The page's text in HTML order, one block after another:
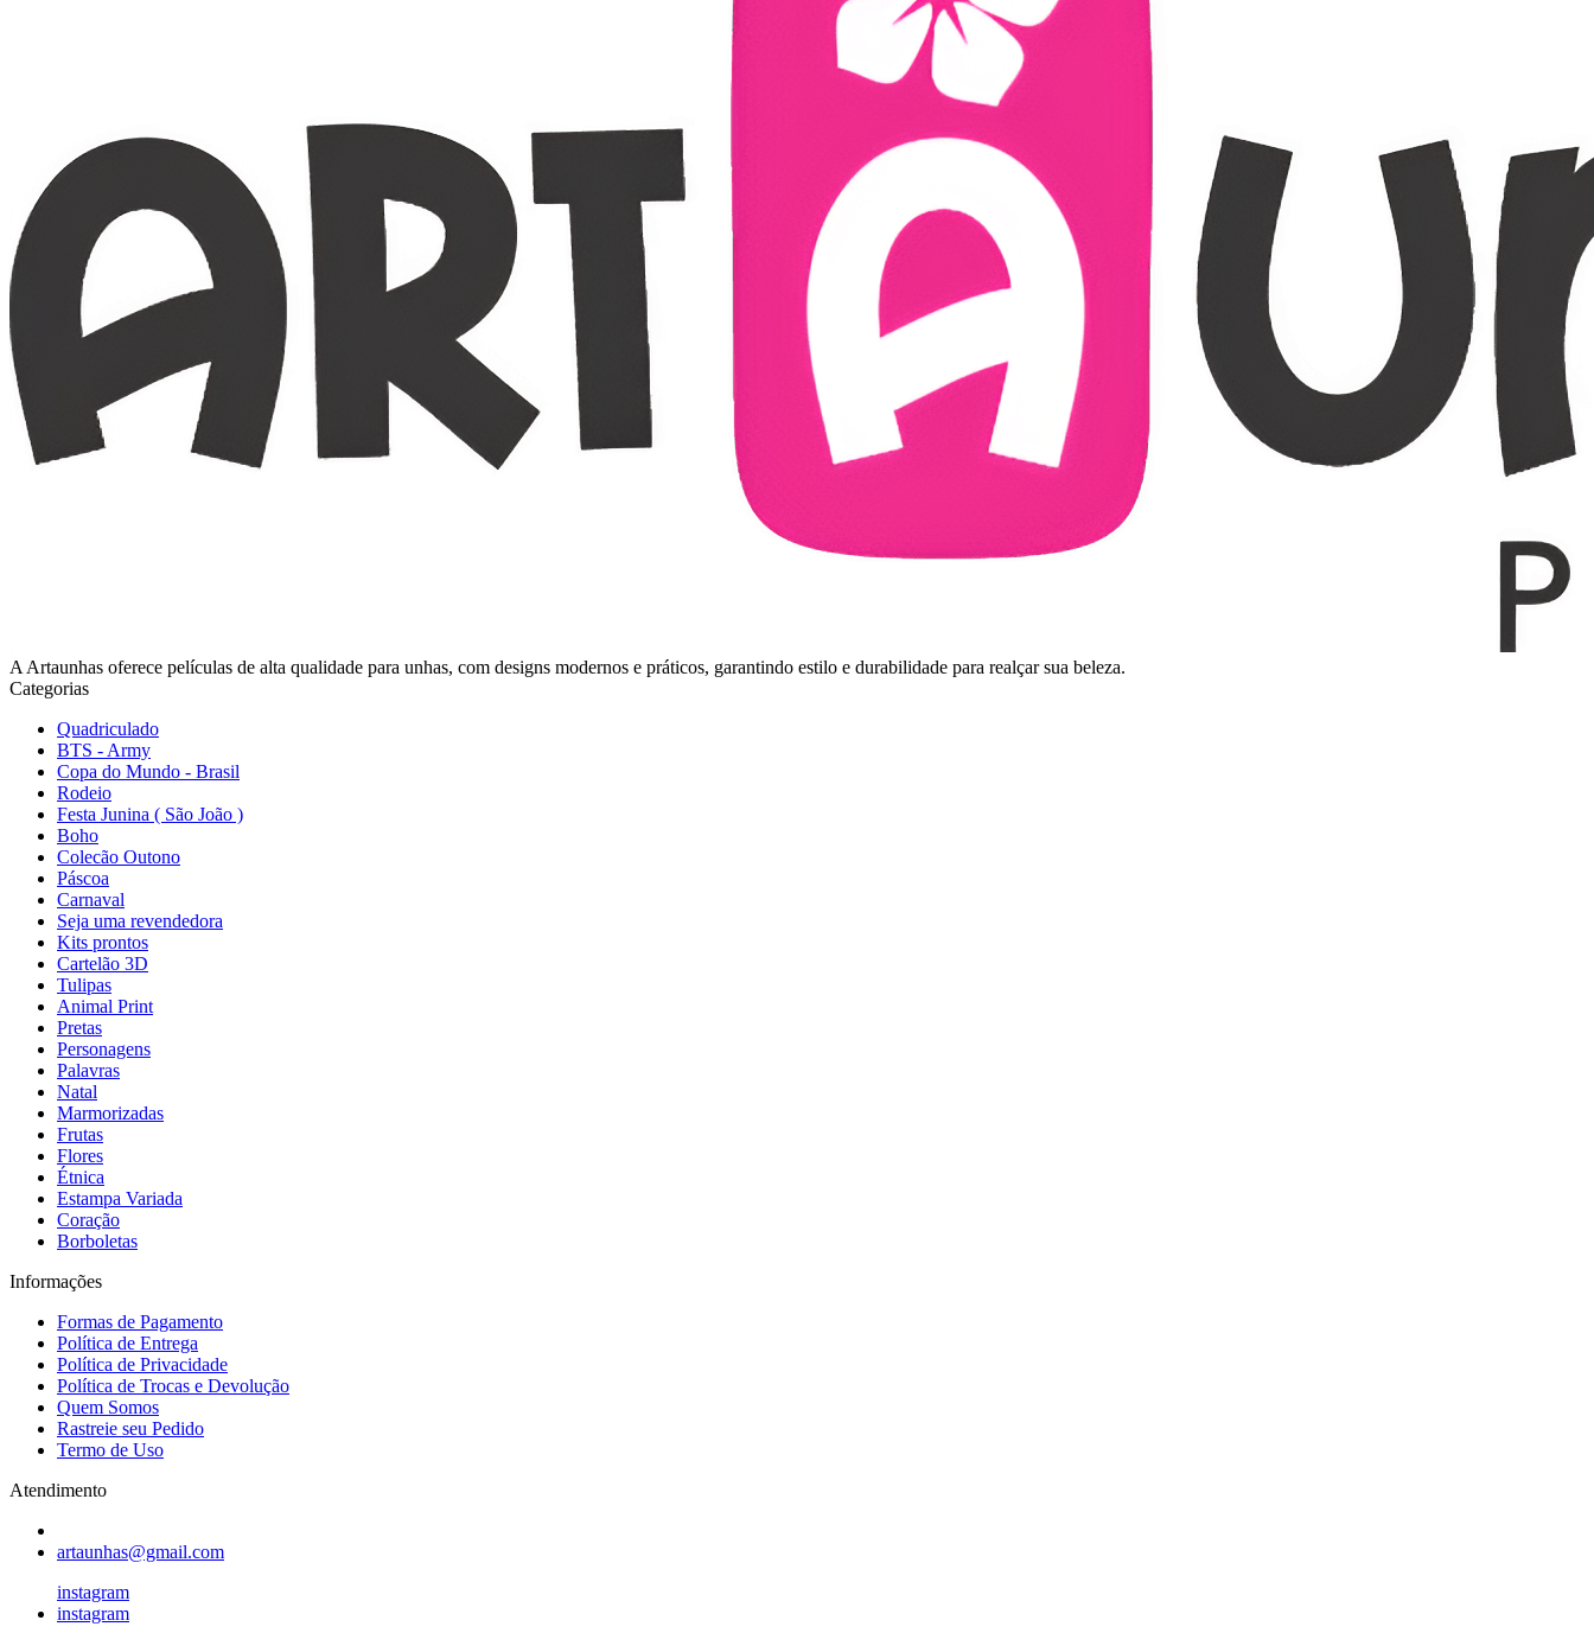
A Artaunhas oferece películas de alta qualidade para unhas, com designs modernos e práticos, garantindo estilo e durabilidade para realçar sua beleza.
Categorias
Quadriculado
BTS - Army
Copa do Mundo - Brasil
Rodeio
Festa Junina ( São João )
Boho
Colecão Outono
Páscoa
Carnaval
Seja uma revendedora
Kits prontos
Cartelão 3D
Tulipas
Animal Print
Pretas
Personagens
Palavras
Natal
Marmorizadas
Frutas
Flores
Étnica
Estampa Variada
Coração
Borboletas
Informações
Formas de Pagamento
Política de Entrega
Política de Privacidade
Política de Trocas e Devolução
Quem Somos
Rastreie seu Pedido
Termo de Uso
Atendimento
artaunhas@gmail.com
instagram
instagram